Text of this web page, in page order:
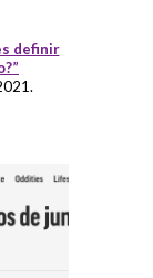
definir